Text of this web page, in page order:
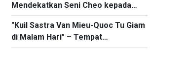
Mendekatkan Seni Cheo kepada
Kaum Muda
"Kuil Sastra Van Mieu-Quoc Tu Giam
di Malam Hari" – Tempat
Berkumpulnya Cahaya